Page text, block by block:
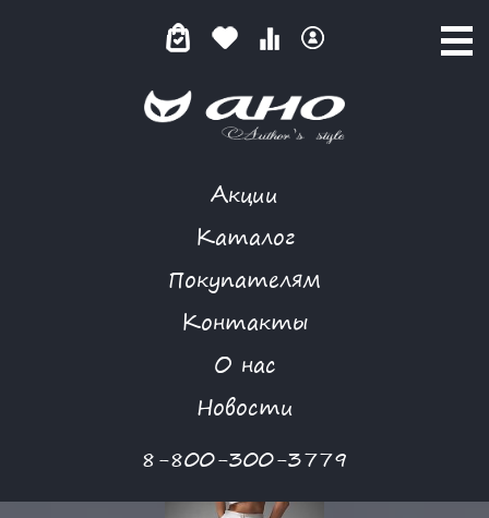
Акции
Каталог
Покупателям
Контакты
О нас
Новости
8-800-300-3779
КАТАЛОГ ТОВАРОВ